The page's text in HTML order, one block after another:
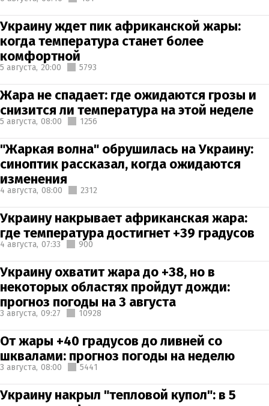
Украину ждет пик африканской жары:
когда температура станет более
комфортной
5 августа, 20:00 5793
Жара не спадает: где ожидаются грозы и
снизится ли температура на этой неделе
5 августа, 08:00 1256
"Жаркая волна" обрушилась на Украину:
синоптик рассказал, когда ожидаются
изменения
4 августа, 08:00 2312
Украину накрывает африканская жара:
где температура достигнет +39 градусов
4 августа, 07:33 900
Украину охватит жара до +38, но в
некоторых областях пройдут дожди:
прогноз погоды на 3 августа
3 августа, 09:27 10928
От жары +40 градусов до ливней со
шквалами: прогноз погоды на неделю
3 августа, 08:00 5441
Украину накрыл "тепловой купол": в 5